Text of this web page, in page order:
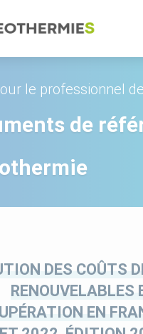
le professionnel
de
DES COÛTS
RENOUVELABLES
EN